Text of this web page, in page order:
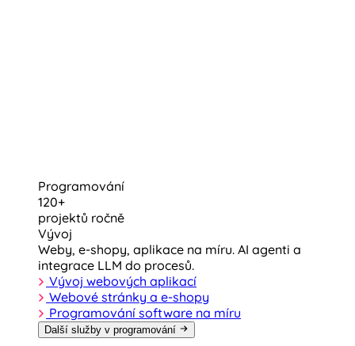
Programování
120+
projektů ročně
Vývoj
Weby, e-shopy, aplikace na míru. AI agenti a
integrace LLM do procesů.
Vývoj webových aplikací
Webové stránky a e-shopy
Programování software na míru
Další služby v programování